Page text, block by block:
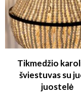
Tikmedžio
šviestuvas su
juostelė